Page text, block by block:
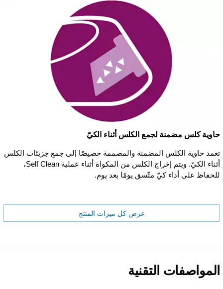
حاوية كلس مضمنة لجمع الكلس أثناء الكيّ
تعمد حاوية الكلس المضمنة والمصممة خصيصًا إلى جمع جزيئات الكلس
أثناء الكيّ. ويتم إخراج الكلس من المكواة أثناء عملية Self Clean،
للحفاظ على أداء كيّ متّسق يومًا بعد يوم.
عرض كل ميزات المنتج
المواصفات التقنية